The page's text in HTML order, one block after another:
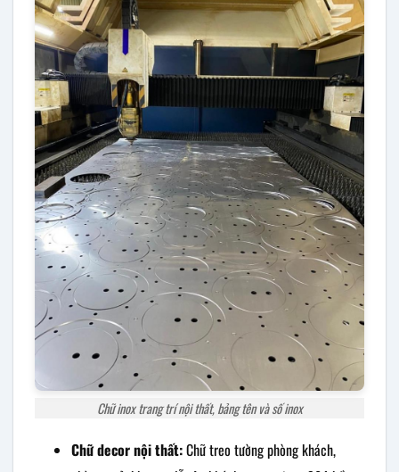
Chữ inox trang trí nội thất, bảng tên và số inox
Chữ decor nội thất:Chữ treo tường phòng khách,